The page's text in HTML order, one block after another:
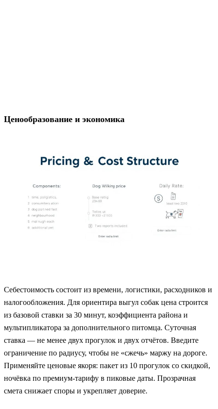
Ценообразование и экономика
Себестоимость состоит из времени, логистики, расходников и
налогообложения. Для ориентира выгул собак цена строится
из базовой ставки за 30 минут, коэффициента района и
мультипликатора за дополнительного питомца. Суточная
ставка — не менее двух прогулок и двух отчётов. Введите
ограничение по радиусу, чтобы не «сжечь» маржу на дороге.
Применяйте ценовые якоря: пакет из 10 прогулок со скидкой,
ночёвка по премиум-тарифу в пиковые даты. Прозрачная
смета снижает споры и укрепляет доверие.